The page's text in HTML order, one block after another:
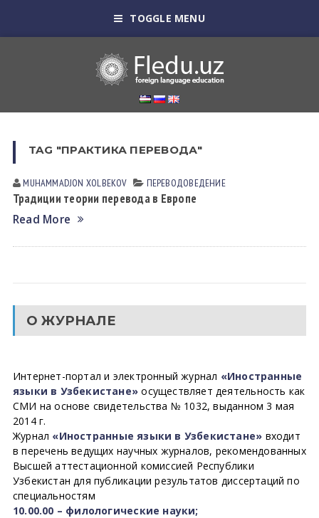
TOGGLE MENU
TAG "ПРАКТИКА ПЕРЕВОДА"
MUHAMMADJON XOLBEKOV ПЕРЕВОДОВЕДЕНИЕ
Традиции теории перевода в Европе
Read More
О ЖУРНАЛЕ
Интернет-портал и электронный журнал «Иностранные
языки в Узбекистане» осуществляет деятельность как
СМИ на основе свидетельства № 1032, выданном 3 мая
2014 г.
Журнал «Иностранные языки в Узбекистане» входит
в перечень ведущих научных журналов, рекомендованных
Высшей аттестационной комиссией Республики
Узбекистан для публикации результатов диссертаций по
специальностям
10.00.00 – филологические науки;